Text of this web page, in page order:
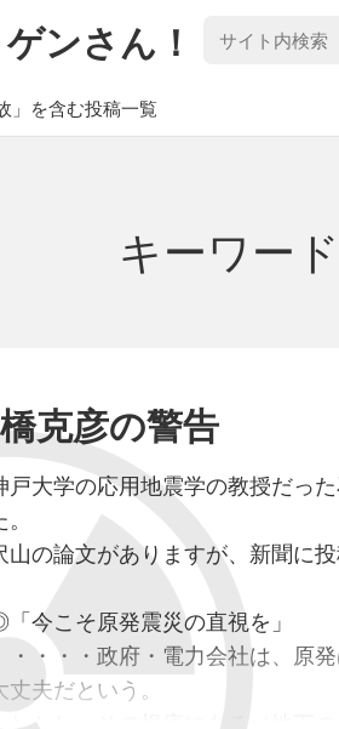
ンさん！
」を含む投稿一覧
キーワー
克彦の警告
戸大学の応用地震学の教授だっ
山の論文がありますが、新聞に
今こそ原発震災の直視を
・・・・政府・電力会社は、原
丈夫だという。
しかし、その根底にある（地下